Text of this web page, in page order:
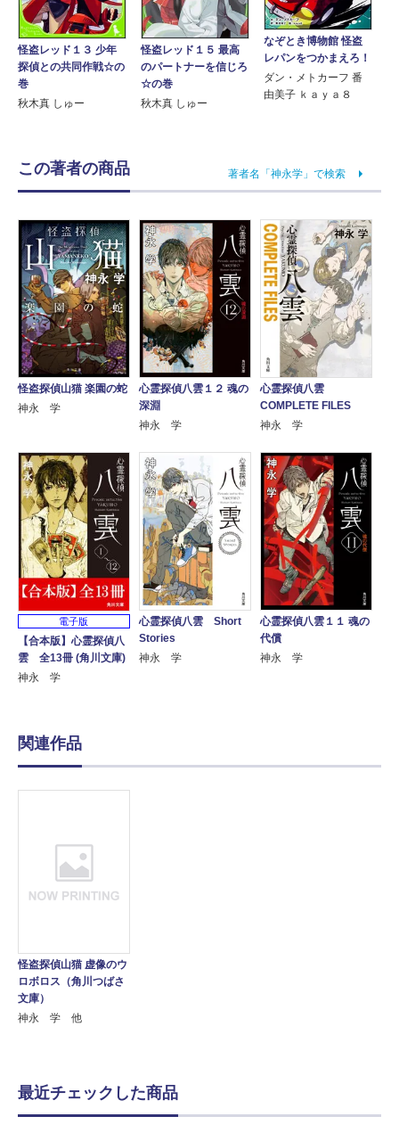
怪盗レッド１３ 少年
探偵との共同作戦☆の
巻
秋木真 しゅー
怪盗レッド１５ 最高
のパートナーを信じろ
☆の巻
秋木真 しゅー
なぞとき博物館 怪盗
レパンをつかまえろ！
ダン・メトカーフ 番
由美子 ｋａｙａ８
この著者の商品 著者名「神永学」で検索
怪盗探偵山猫 楽園の蛇
神永 学
心霊探偵八雲１２ 魂の
深淵
神永 学
心霊探偵八雲
COMPLETE FILES
神永 学
電子版
【合本版】心霊探偵八
雲 全13冊 (角川文庫)
神永 学
心霊探偵八雲 Short
Stories
神永 学
心霊探偵八雲１１ 魂の
代償
神永 学
関連作品
怪盗探偵山猫 虚像のウ
ロボロス（角川つばさ
文庫）
神永 学 他
最近チェックした商品